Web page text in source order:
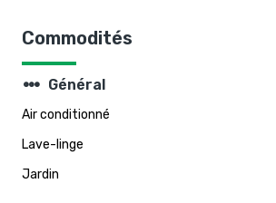
Commodités
steppers Général
Air conditionné
Lave-linge
Jardin